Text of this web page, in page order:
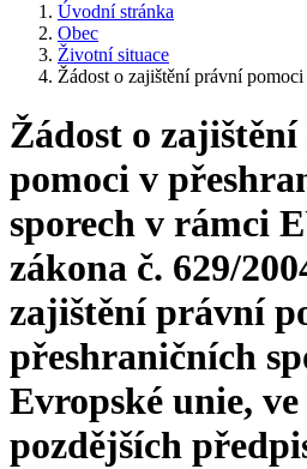
Úvodní stránka
Obec
Životní situace
Žádost o zajištění právní pomoci
Žádost o
pomoci v
sporech v rámci
zákona č. 629/
zajištění právní
přeshraničních
Evropské unie,
pozdějších